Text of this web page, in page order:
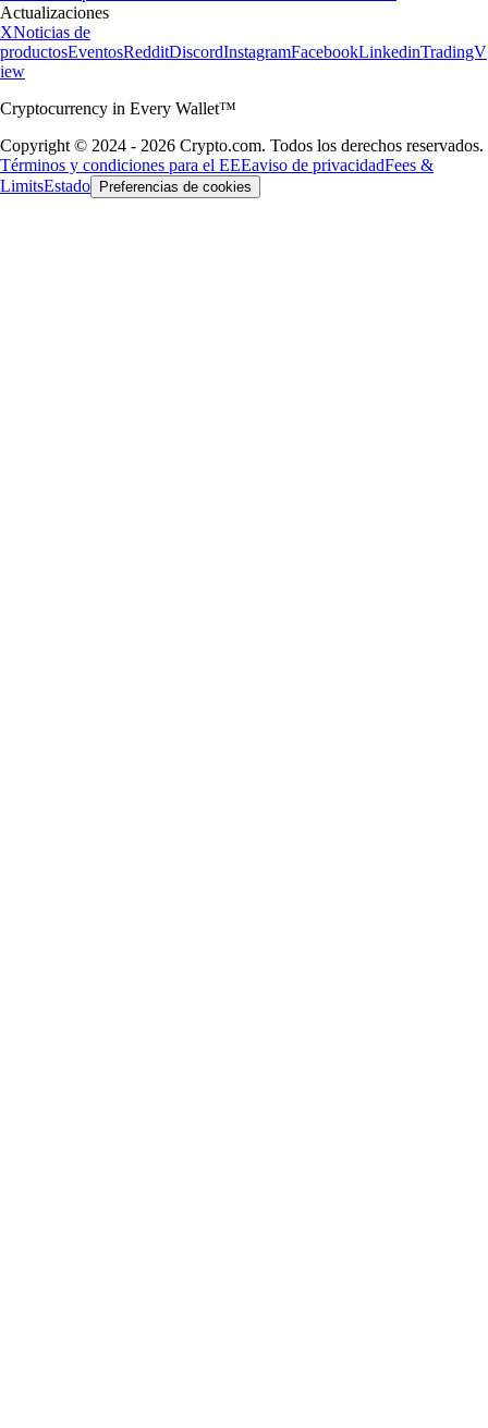
Actualizaciones
XNoticias de
productosEventosRedditDiscordInstagramFacebookLinkedinTradingV
iew
Cryptocurrency in Every Wallet™
Copyright © 2024 - 2026 Crypto.com. Todos los derechos reservados.
Términos y condiciones para el EEEaviso de privacidadFees &
LimitsEstado Preferencias de cookies